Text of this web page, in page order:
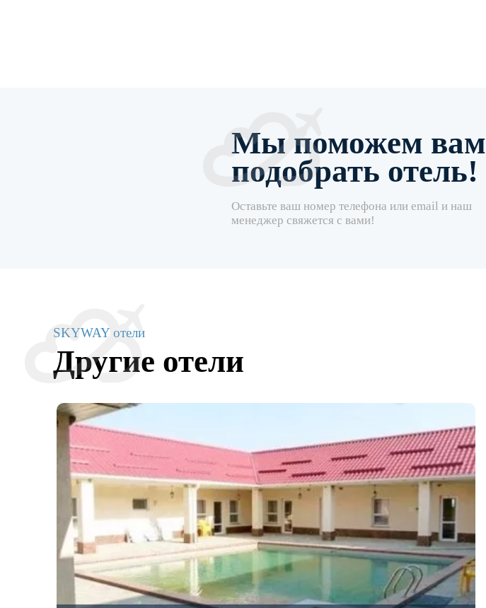
Мы поможем вам
подобрать отель!
Оставьте ваш номер телефона или email и наш
менеджер свяжется с вами!
SKYWAY отели
Другие отели